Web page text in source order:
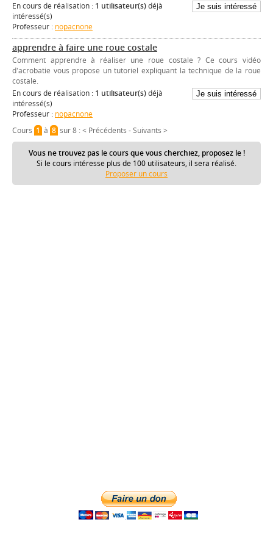
En cours de réalisation : 1 utilisateur(s)déjà
intéressé(s)
Professeur : nopacnone
apprendre à faire une roue costale
Comment apprendre à réaliser une roue costale ? Ce cours vidéo
d'acrobatie vous propose un tutoriel expliquant la technique de la roue
costale.
En cours de réalisation : 1 utilisateur(s)déjà
intéressé(s)
Professeur : nopacnone
Cours 1à 8sur 8 :< Précédents -Suivants >
Vous ne trouvez pas le cours que vous cherchiez, proposez le !
Si le cours intéresse plus de 100 utilisateurs, il sera réalisé.
Proposer un cours